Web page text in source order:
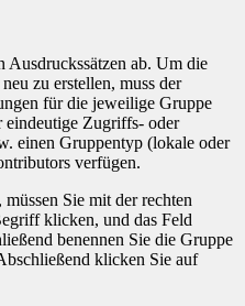
Ausdruckssätzen ab. Um die
zu erstellen, muss der
für die jeweilige Gruppe
eindeutige Zugriffs- oder
einen Gruppentyp (lokale oder
verfügen.
Sie mit der rechten
klicken, und das Feld
benennen Sie die Gruppe
klicken Sie auf